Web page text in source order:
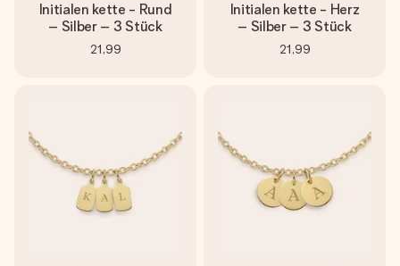
Initialen kette - Rund
– Silber – 3 Stück
21,99
Initialen kette - Herz
– Silber – 3 Stück
21,99